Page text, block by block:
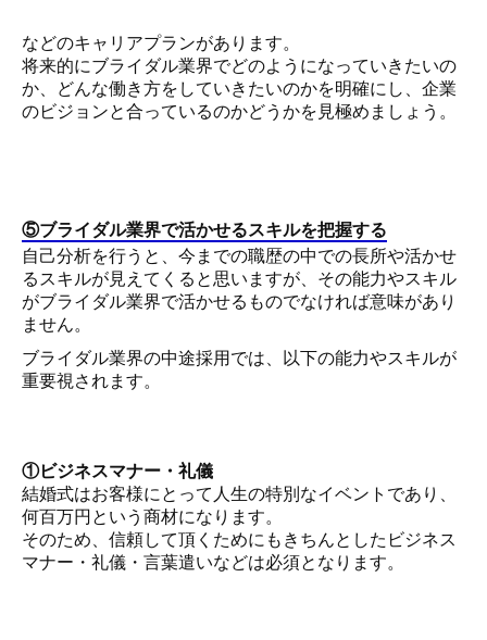
などのキャリアプランがあります。
将来的にブライダル業界でどのようになっていきたいの
か、どんな働き方をしていきたいのかを明確にし、企業
のビジョンと合っているのかどうかを見極めましょう。
⑤ブライダル業界で活かせるスキルを把握する
自己分析を行うと、今までの職歴の中での長所や活かせ
るスキルが見えてくると思いますが、その能力やスキル
がブライダル業界で活かせるものでなければ意味があり
ません。
ブライダル業界の中途採用では、以下の能力やスキルが
重要視されます。
①ビジネスマナー・礼儀
結婚式はお客様にとって人生の特別なイベントであり、
何百万円という商材になります。
そのため、信頼して頂くためにもきちんとしたビジネス
マナー・礼儀・言葉遣いなどは必須となります。